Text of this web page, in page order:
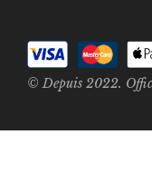
© Depuis 2022.